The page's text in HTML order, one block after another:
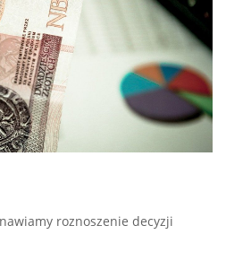
roznoszenie decyzji